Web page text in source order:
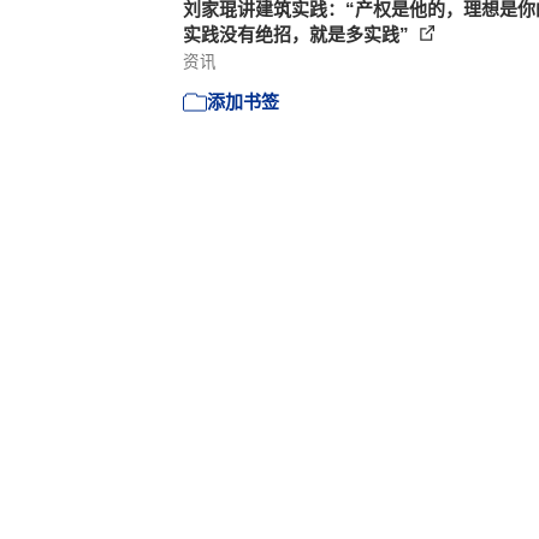
刘家琨讲建筑实践：“产权是他的，理想是
实践没有绝招，就是多实践”
资讯
添加书签